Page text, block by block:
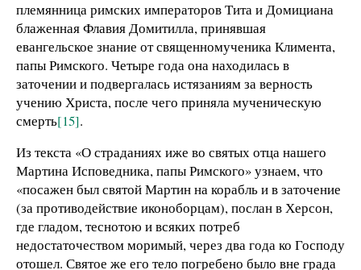
племянница римских императоров Тита и Домициана
блаженная Флавия Домитилла, принявшая
евангельское знание от священномученика Климента,
папы Римского. Четыре года она находилась в
заточении и подвергалась истязаниям за верность
учению Христа, после чего приняла мученическую
смерть[15].
Из текста «О страданиях иже во святых отца нашего
Мартина Исповедника, папы Римского» узнаем, что
«посажен был святой Мартин на корабль и в заточение
(за противодействие иконоборцам), послан в Херсон,
где гладом, теснотою и всяких потреб
недостаточеством моримый, через два года ко Господу
отошел. Святое же его тело погребено было вне града